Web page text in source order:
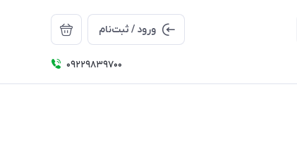
ورود / ثبت‌نام
09229839700